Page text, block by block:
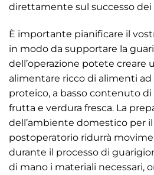
direttamente sul successo
È importante pianificare il
in modo da supportare la
dell’operazione potete creare
alimentare ricco di alimenti
proteico, a basso contenuto
frutta e verdura fresca. La
dell’ambiente domestico per
postoperatorio ridurrà
durante il processo di
di mano i materiali necessari,